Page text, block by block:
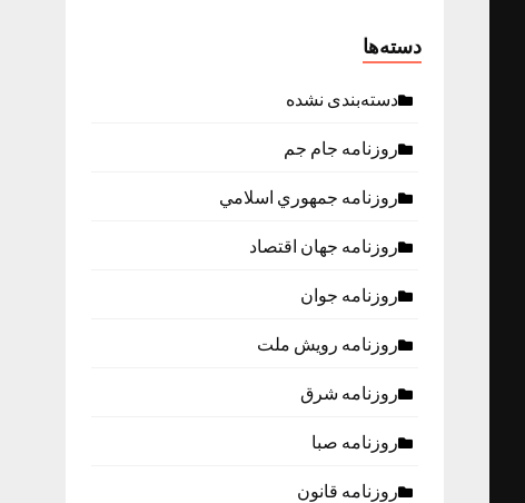
دسته‌ها
دسته‌بندی نشده
روزنامه جام جم
روزنامه جمهوري اسلامي
روزنامه جهان اقتصاد
روزنامه جوان
روزنامه رویش ملت
روزنامه شرق
روزنامه صبا
روزنامه قانون